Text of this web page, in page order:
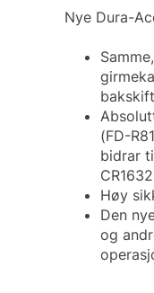
Nye Dura-
(FD-
bidrar
Høy
Den
og